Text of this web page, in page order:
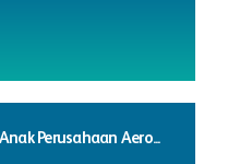
Perusahaan Aero...